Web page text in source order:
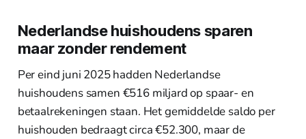
Nederlandse huishoudens sparen
maar zonder rendement
Per eind juni 2025 hadden Nederlandse
huishoudens samen €516 miljard op spaar- en
betaalrekeningen staan. Het gemiddelde saldo per
huishouden bedraagt circa €52.300, maar de